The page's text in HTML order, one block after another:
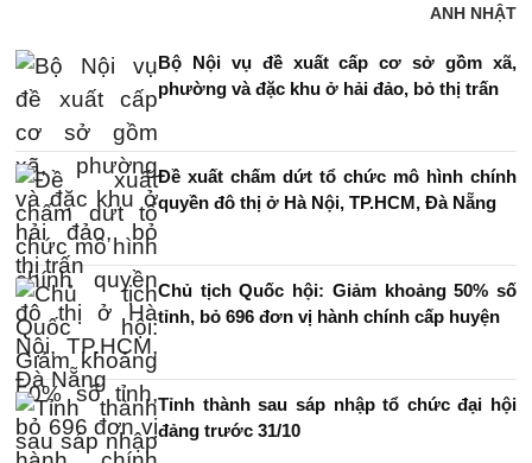
ANH NHẬT
Bộ Nội vụ đề xuất cấp cơ sở gồm xã,
phường và đặc khu ở hải đảo, bỏ thị trấn
Đề xuất chấm dứt tổ chức mô hình chính
quyền đô thị ở Hà Nội, TP.HCM, Đà Nẵng
Chủ tịch Quốc hội: Giảm khoảng 50% số
tỉnh, bỏ 696 đơn vị hành chính cấp huyện
Tỉnh thành sau sáp nhập tổ chức đại hội
đảng trước 31/10